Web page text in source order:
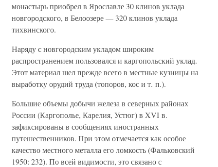
монастырь приобрел в Ярославле 30 клинов уклада
новгородского, в Белоозере — 320 клинов уклада
тихвинского.
Наряду с новгородским укладом широким
распространением пользовался и каргопольский уклад.
Этот материал шел прежде всего в местные кузницы на
выработку орудий труда (топоров, кос и т. п.).
Большие объемы добычи железа в северных районах
России (Каргополье, Карелия, Устюг) в XVI в.
зафиксированы в сообщениях иностранных
путешественников. При этом отмечается как особое
качество местного металла его ломкость (Фальковский
1950: 232). По всей видимости, это связано с